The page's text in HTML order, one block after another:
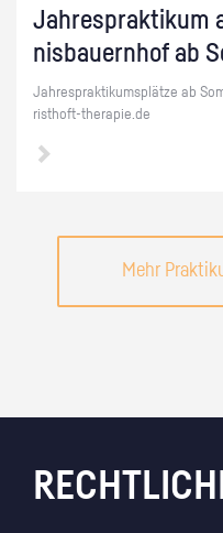
Jah­resprak­ti­kum
nis­bau­ern­hof ab
Jah­resprak­ti­kums­plät­ze ab
risthoft-​therapie.​de
Mehr